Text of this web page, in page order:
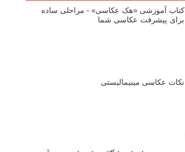
کتاب آموزشی «هک عکاسی» - مراحلی ساده
برای پیشرفت عکاسی شما
نکات عکاسی مینیمالیستی